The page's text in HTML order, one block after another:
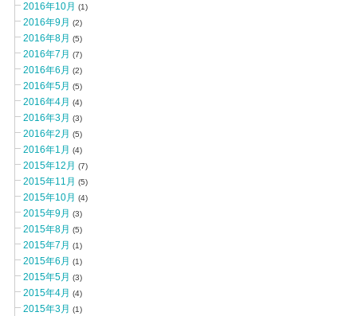
2016年10月 (1)
2016年9月 (2)
2016年8月 (5)
2016年7月 (7)
2016年6月 (2)
2016年5月 (5)
2016年4月 (4)
2016年3月 (3)
2016年2月 (5)
2016年1月 (4)
2015年12月 (7)
2015年11月 (5)
2015年10月 (4)
2015年9月 (3)
2015年8月 (5)
2015年7月 (1)
2015年6月 (1)
2015年5月 (3)
2015年4月 (4)
2015年3月 (1)